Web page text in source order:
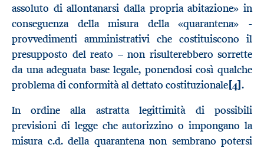
assoluto di allontanarsi dalla propria abitazione» in
conseguenza della misura della «quarantena» -
provvedimenti amministrativi che costituiscono il
presupposto del reato – non risulterebbero sorrette
da una adeguata base legale, ponendosi così qualche
problema di conformità al dettato costituzionale[4].
In ordine alla astratta legittimità di possibili
previsioni di legge che autorizzino o impongano la
misura c.d. della quarantena non sembrano potersi